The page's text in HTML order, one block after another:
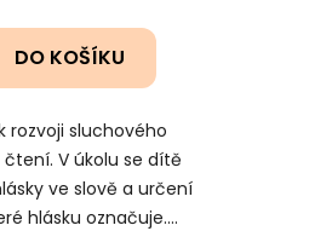
DO KOŠÍKU
rozvoji sluchového
V úkolu se dítě
ve slově a určení
hlásku označuje....